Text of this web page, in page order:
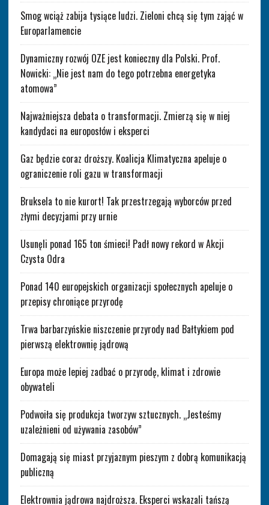
Smog wciąż zabija tysiące ludzi. Zieloni chcą się tym zająć w
Europarlamencie
Dynamiczny rozwój OZE jest konieczny dla Polski. Prof.
Nowicki: „Nie jest nam do tego potrzebna energetyka
atomowa”
Najważniejsza debata o transformacji. Zmierzą się w niej
kandydaci na europosłów i eksperci
Gaz będzie coraz droższy. Koalicja Klimatyczna apeluje o
ograniczenie roli gazu w transformacji
Bruksela to nie kurort! Tak przestrzegają wyborców przed
złymi decyzjami przy urnie
Usunęli ponad 165 ton śmieci! Padł nowy rekord w Akcji
Czysta Odra
Ponad 140 europejskich organizacji społecznych apeluje o
przepisy chroniące przyrodę
Trwa barbarzyńskie niszczenie przyrody nad Bałtykiem pod
pierwszą elektrownię jądrową
Europa może lepiej zadbać o przyrodę, klimat i zdrowie
obywateli
Podwoiła się produkcja tworzyw sztucznych. „Jesteśmy
uzależnieni od używania zasobów”
Domagają się miast przyjaznym pieszym z dobrą komunikacją
publiczną
Elektrownia jądrowa najdroższa. Eksperci wskazali tańszą